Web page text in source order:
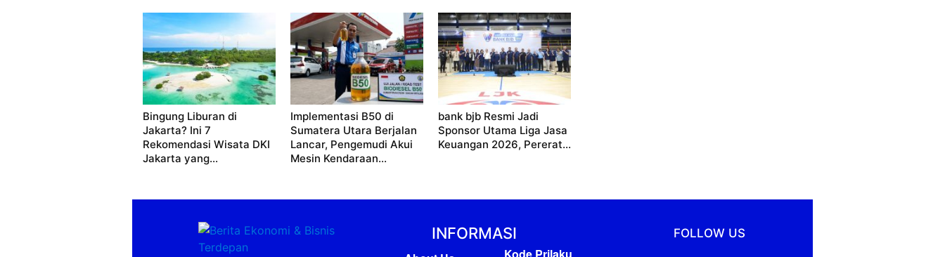
Bingung Liburan di
Jakarta? Ini 7
Rekomendasi Wisata DKI
Jakarta yang...
Implementasi B50 di
Sumatera Utara Berjalan
Lancar, Pengemudi Akui
Mesin Kendaraan...
bank bjb Resmi Jadi
Sponsor Utama Liga Jasa
Keuangan 2026, Pererat...
INFORMASI
Kode Prilaku
FOLLOW US